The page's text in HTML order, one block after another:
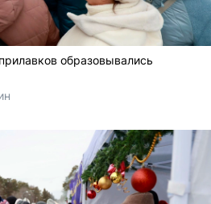
образовывались